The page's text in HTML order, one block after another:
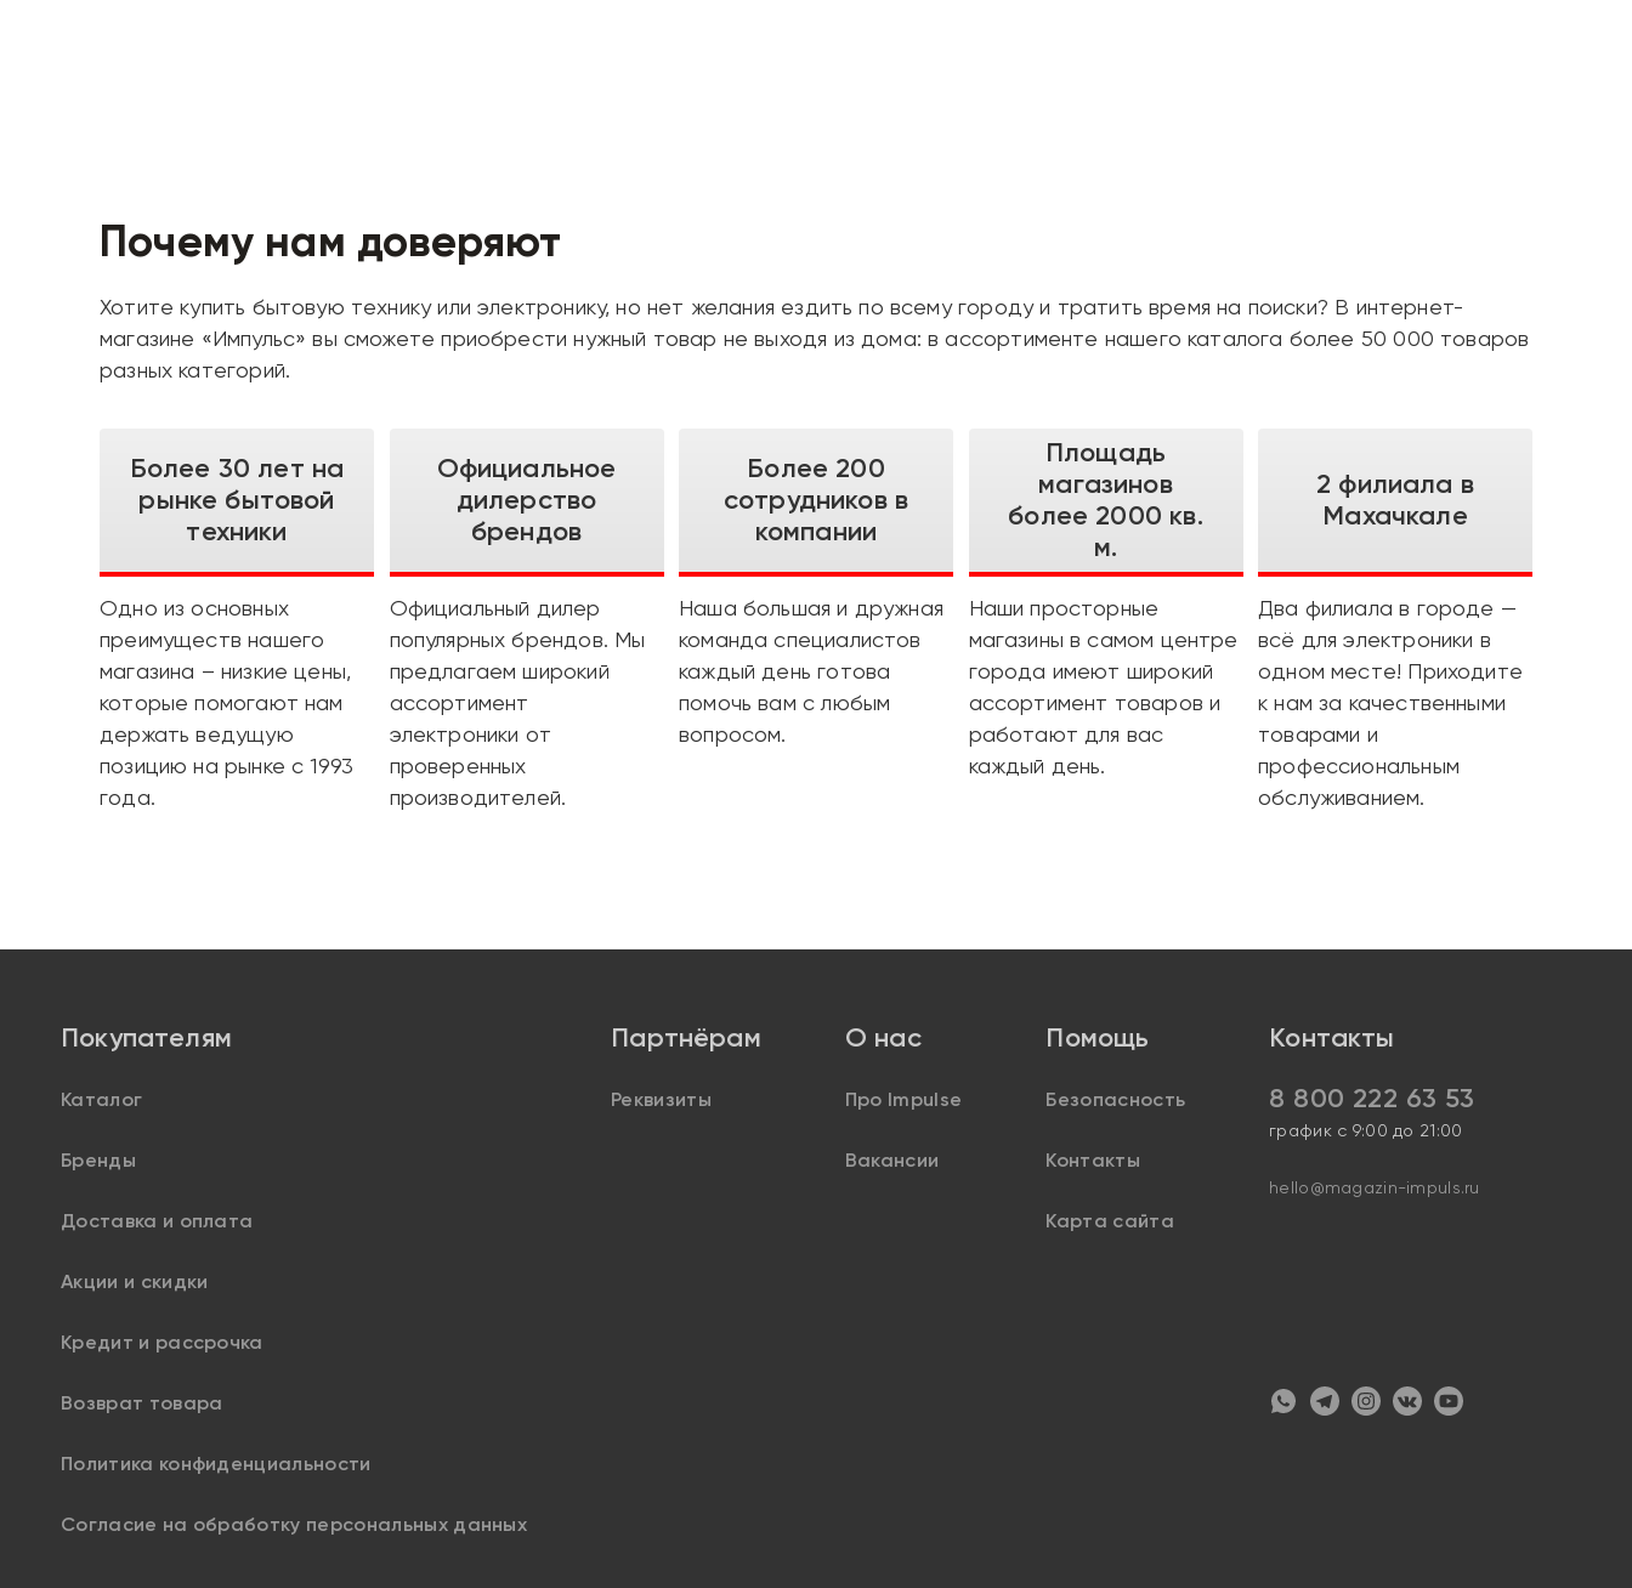
Почему нам доверяют
Хотите купить бытовую технику или электронику, но нет желания ездить по всему городу и тратить время на поиски? В интернет-
магазине «Импульс» вы сможете приобрести нужный товар не выходя из дома: в ассортименте нашего каталога более 50 000 товаров
разных категорий.
Более 30 лет на
рынке бытовой
техники
Одно из основных
преимуществ нашего
магазина – низкие цены,
которые помогают нам
держать ведущую
позицию на рынке с 1993
года.
Официальное
дилерство
брендов
Официальный дилер
популярных брендов. Мы
предлагаем широкий
ассортимент
электроники от
проверенных
производителей.
Более 200
сотрудников в
компании
Наша большая и дружная
команда специалистов
каждый день готова
помочь вам с любым
вопросом.
Площадь
магазинов
более 2000 кв.
м.
Наши просторные
магазины в самом центре
города имеют широкий
ассортимент товаров и
работают для вас
каждый день.
2 филиала в
Махачкале
Два филиала в городе —
всё для электроники в
одном месте! Приходите
к нам за качественными
товарами и
профессиональным
обслуживанием.
Покупателям
Каталог
Бренды
Доставка и оплата
Акции и скидки
Кредит и рассрочка
Возврат товара
Политика конфиденциальности
Согласие на обработку персональных данных
Партнёрам
Реквизиты
О нас
Про Impulse
Вакансии
Помощь
Безопасность
Контакты
Карта сайта
Контакты
8 800 222 63 53
график с 9:00 до 21:00
hello@magazin-impuls.ru